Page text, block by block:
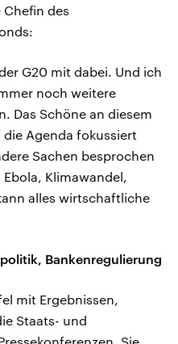
des
G20 mit dabei. Und ich
noch weitere
Das Schöne an diesem
Agenda fokussiert
Sachen besprochen
Klimawandel,
alles wirtschaftliche
Bankenregulierung
mit Ergebnissen,
Staats- und